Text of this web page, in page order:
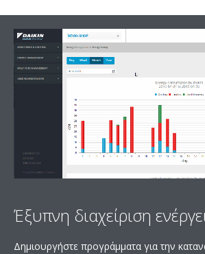
Έξυπνη διαχείριση
Δημιουργήστε προγράμματα για την